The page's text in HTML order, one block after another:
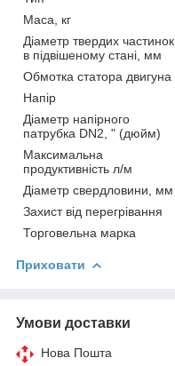
Маса, кг
Діаметр твердих частинок
в підвішеному стані, мм
Обмотка статора двигуна
Напір
Діаметр напірного
патрубка DN2, " (дюйм)
Максимальна
продуктивність л/м
Діаметр свердловини, мм
Захист від перегрівання
Торговельна марка
Приховати
Умови доставки
Нова Пошта